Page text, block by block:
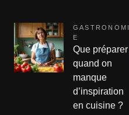
GASTRONOMI
E
Que préparer
quand on
manque
d’inspiration
en cuisine ?